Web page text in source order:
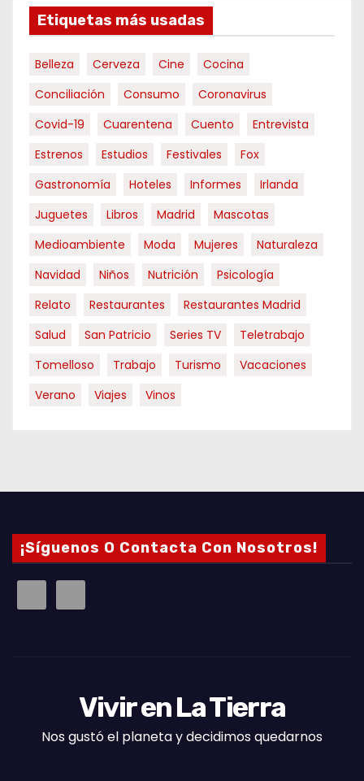
Etiquetas más usadas
Belleza Cerveza Cine
Cocina
Conciliación
Consumo
Coronavirus
Covid-19
Cuarentena Cuento
Entrevista
Estrenos
Estudios Festivales
Fox
Gastronomía
Hoteles Informes
Irlanda
Juguetes
Libros Madrid
Mascotas
Medioambiente
Moda Mujeres
Naturaleza
Navidad
Niños Nutrición
Psicología
Relato
Restaurantes
Restaurantes Madrid
Salud
San Patricio Series TV
Teletrabajo
Tomelloso
Trabajo Turismo
Vacaciones
Verano
Viajes Vinos
¡Síguenos O Contacta Con Nosotros!
Vivir en La Tierra
Nos gustó el planeta y decidimos quedarnos